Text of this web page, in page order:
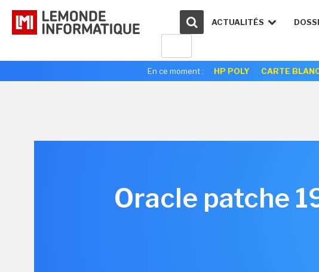
ACTUALITÉS
En ce moment : HP POLY CARTE
Oracle patche